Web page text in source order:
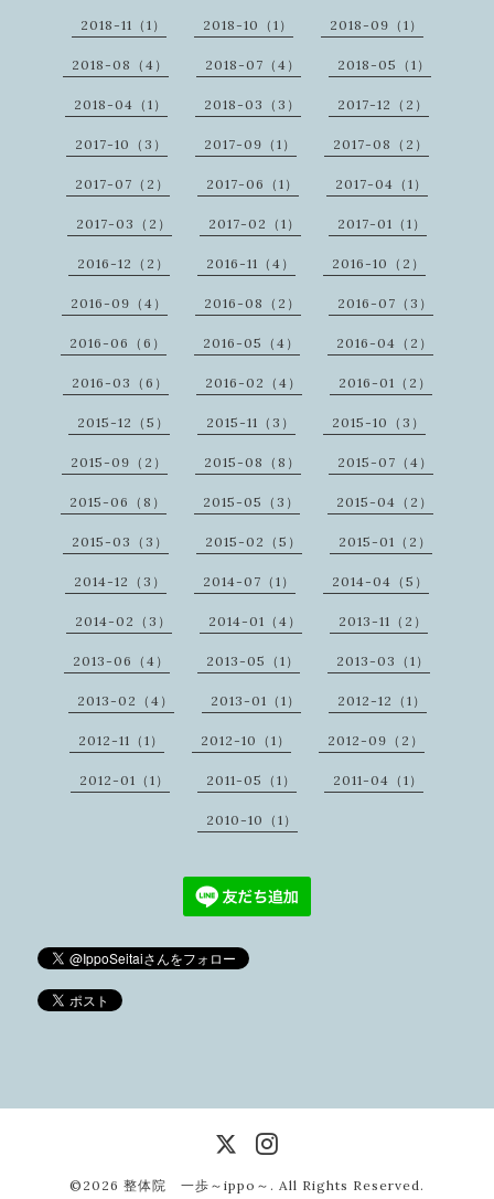
2018-11（1） 2018-10（1） 2018-09（1）
2018-08（4） 2018-07（4） 2018-05（1）
2018-04（1） 2018-03（3） 2017-12（2）
2017-10（3） 2017-09（1） 2017-08（2）
2017-07（2） 2017-06（1） 2017-04（1）
2017-03（2） 2017-02（1） 2017-01（1）
2016-12（2） 2016-11（4） 2016-10（2）
2016-09（4） 2016-08（2） 2016-07（3）
2016-06（6） 2016-05（4） 2016-04（2）
2016-03（6） 2016-02（4） 2016-01（2）
2015-12（5） 2015-11（3） 2015-10（3）
2015-09（2） 2015-08（8） 2015-07（4）
2015-06（8） 2015-05（3） 2015-04（2）
2015-03（3） 2015-02（5） 2015-01（2）
2014-12（3） 2014-07（1） 2014-04（5）
2014-02（3） 2014-01（4） 2013-11（2）
2013-06（4） 2013-05（1） 2013-03（1）
2013-02（4） 2013-01（1） 2012-12（1）
2012-11（1） 2012-10（1） 2012-09（2）
2012-01（1） 2011-05（1） 2011-04（1）
2010-10（1）
©2026 整体院 一歩～ippo～ . All Rights Reserved.